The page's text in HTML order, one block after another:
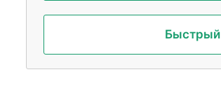
Быстрый